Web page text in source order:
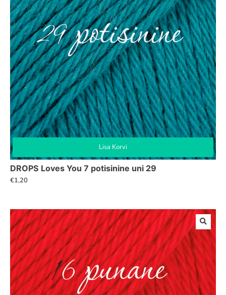
Lisa Korvi
DROPS Loves You 7 potisinine uni 29
€1,20